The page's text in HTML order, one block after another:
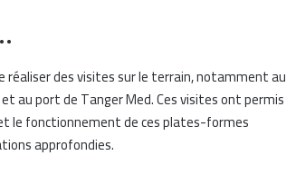
réaliser des visites sur le terrain, notamment au
au port de Tanger Med. Ces visites ont permis
le fonctionnement de ces plates-formes
approfondies.
Baleària : enjeux maritimes avec le
Maroc
Baleària acquiert les actifs d’Armas
pour l’axe maritime avec Tanger Med